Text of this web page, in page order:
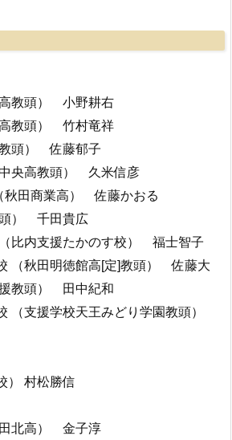
教頭） 小野耕右
教頭） 竹村竜祥
頭） 佐藤郁子
央高教頭） 久米信彦
秋田商業高） 佐藤かおる
） 千田貴広
比内支援たかのす校） 福士智子
（秋田明徳館高[定]教頭） 佐藤大
教頭） 田中紀和
（支援学校天王みどり学園教頭）
） 村松勝信
北高） 金子淳